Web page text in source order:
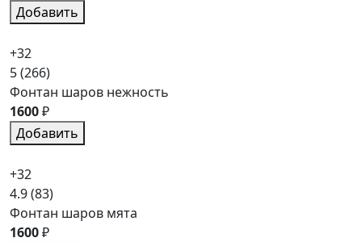
Добавить
+32
5(266)
Фонтан шаров нежность
1600₽
Добавить
+32
4.9(83)
Фонтан шаров мята
1600₽